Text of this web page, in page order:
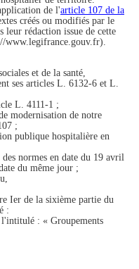
de l'article 107 de la
créés ou modifiés par le
leur rédaction issue de cette
www.legifrance.gouv.fr).
et de la santé,
ses articles L. 6132-6 et L.
L. 4111-1 ;
modernisation de notre
;
publique hospitalière en
normes en date du 19 avril
du même jour ;
Ier de la sixième partie du
:
: « Groupements